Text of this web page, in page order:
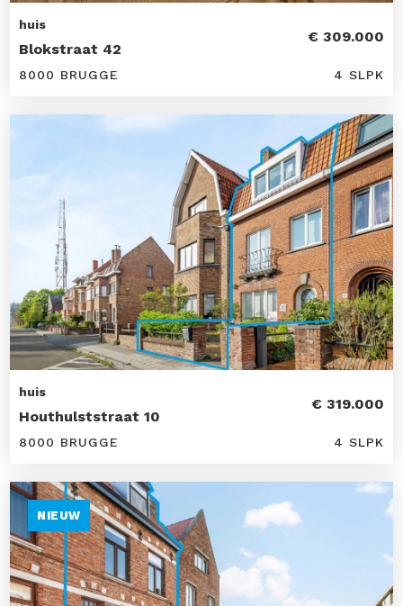
huis
Blokstraat 42
€ 309.000
8000 BRUGGE 4 SLPK
huis
Houthulststraat 10
€ 319.000
8000 BRUGGE 4 SLPK
NIEUW